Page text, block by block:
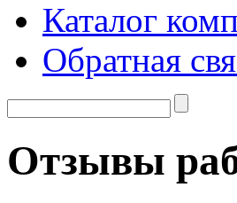
Каталог
Обратная
Отзывы